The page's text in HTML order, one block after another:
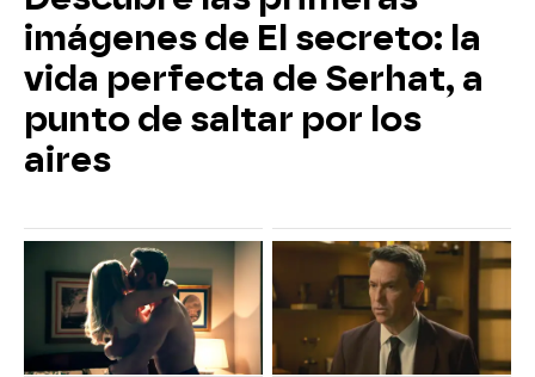
imágenes de El secreto: la
vida perfecta de Serhat, a
punto de saltar por los
aires